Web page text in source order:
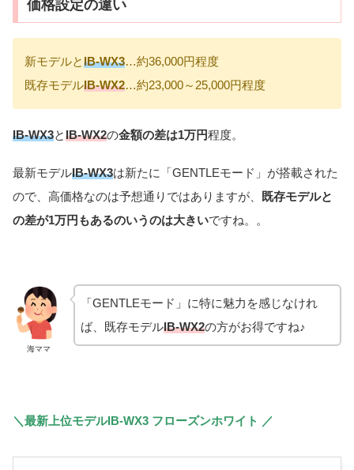
価格設定の違い
新モデルとIB-WX3…約36,000円程度
既存モデルIB-WX2…約23,000～25,000円程度
IB-WX3とIB-WX2の金額の差は1万円程度。
最新モデルIB-WX3は新たに「GENTLEモード」が搭載された
ので、高価格なのは予想通りではありますが、
既存モデルと
の差が1万円もあるのいうのは大きいですね。。
海ママ
「GENTLEモード」に特に魅力を感じなけれ
ば、既存モデルIB-WX2の方がお得ですね♪
＼最新上位モデルIB-WX3 フローズンホワイト ／